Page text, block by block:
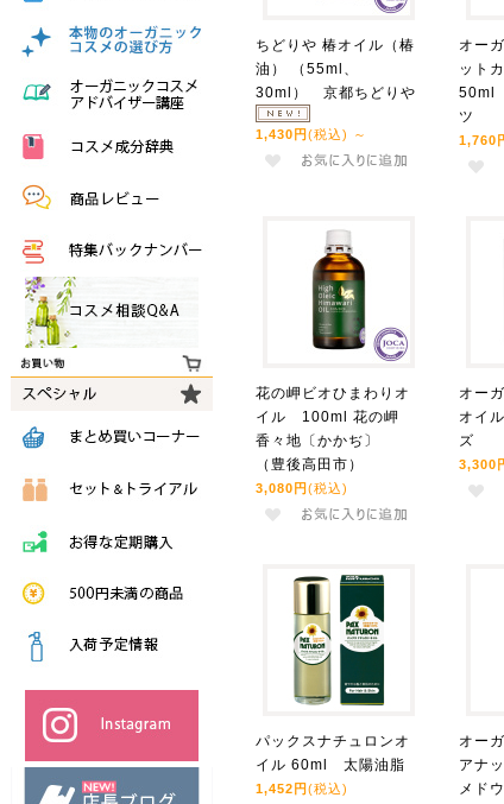
ちどりや 椿オイル（椿
油） （55ml、
30ml） 京都ちどりや
1,430円 (税込) ～
オー
ット
50ml
ツ
1,760
花の岬ビオひまわりオ
イル 100ml 花の岬
香々地〔かかぢ〕
（豊後高田市）
3,080円 (税込)
オー
オイ
ズ
3,300
パックスナチュロンオ
イル 60ml 太陽油脂
1,452円 (税込)
オー
アナ
メド